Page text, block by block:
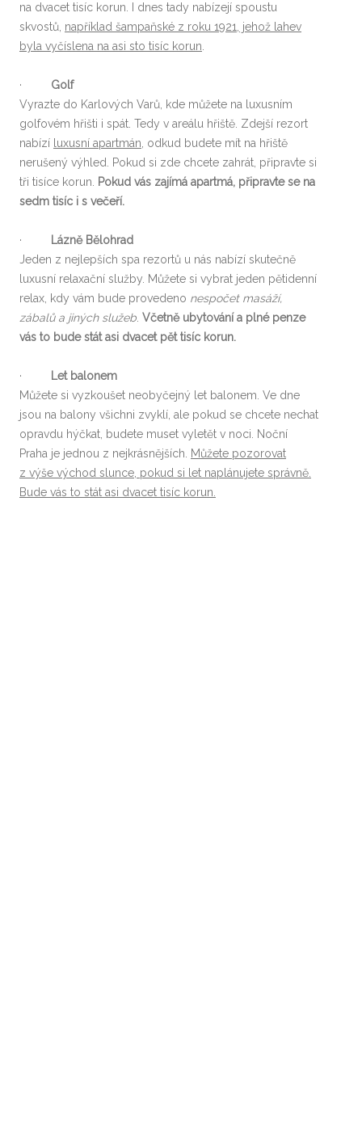
na dvacet tisíc korun. I dnes tady nabízejí spoustu
skvostů, například šampaňské z roku 1921, jehož lahev
byla vyčíslena na asi sto tisíc korun
· Golf
Vyrazte do Karlových Varů, kde můžete na luxusním
golfovém hřišti i spát. Tedy v areálu hřiště. Zdejší rezort
nabízí luxusní apartmán , odkud budete mít na hřiště
nerušený výhled. Pokud si zde chcete zahrát, připravte si
tři tisíce korun.
Pokud vás zajímá apartmá, připravte se na
sedm tisíc i s večeří.
·
Lázně Bělohrad
Jeden z nejlepších spa rezortů u nás nabízí skutečně
luxusní relaxační služby. Můžete si vybrat jeden pětidenní
relax, kdy vám bude provedeno nespočet masáží,
zábalů a jiných služeb Včetně ubytování a plné penze
vás to bude stát asi dvacet pět tisíc korun.
·
Let balonem
Můžete si vyzkoušet neobyčejný let balonem. Ve dne
jsou na balony všichni zvyklí, ale pokud se chcete nechat
opravdu hýčkat, budete muset vyletět v noci. Noční
Praha je jednou z nejkrásnějších.
Můžete pozorovat
z výše východ slunce, pokud si let naplánujete správně.
Bude vás to stát asi dvacet tisíc korun.